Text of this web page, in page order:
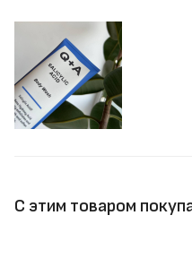
С этим товаром